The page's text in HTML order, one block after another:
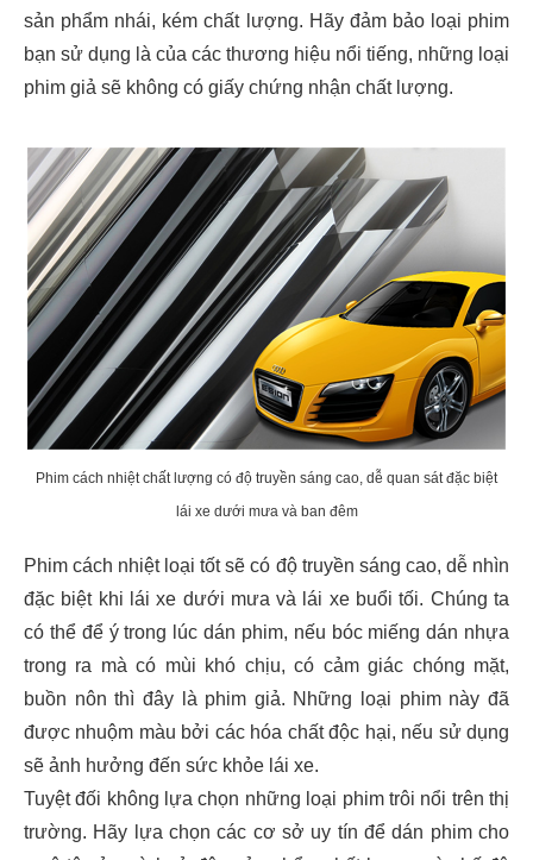
sản phẩm nhái, kém chất lượng. Hãy đảm bảo loại phim
bạn sử dụng là của các thương hiệu nổi tiếng, những loại
phim giả sẽ không có giấy chứng nhận chất lượng.
Phim cách nhiệt chất lượng có độ truyền sáng cao, dễ quan sát đặc biệt
lái xe dưới mưa và ban đêm
Phim cách nhiệt loại tốt sẽ có độ truyền sáng cao, dễ nhìn
đặc biệt khi lái xe dưới mưa và lái xe buổi tối. Chúng ta
có thể để ý trong lúc dán phim, nếu bóc miếng dán nhựa
trong ra mà có mùi khó chịu, có cảm giác chóng mặt,
buồn nôn thì đây là phim giả. Những loại phim này đã
được nhuộm màu bởi các hóa chất độc hại, nếu sử dụng
sẽ ảnh hưởng đến sức khỏe lái xe.
Tuyệt đối không lựa chọn những loại phim trôi nổi trên thị
trường. Hãy lựa chọn các cơ sở uy tín để dán phim cho